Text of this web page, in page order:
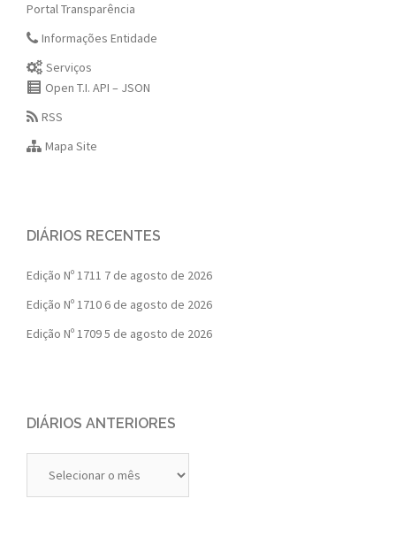
Portal Transparência
Informações Entidade
Serviços
Open T.I. API – JSON
RSS
Mapa Site
DIÁRIOS RECENTES
Edição Nº 1711 7 de agosto de 2026
Edição Nº 1710 6 de agosto de 2026
Edição Nº 17095 de agosto de 2026
DIÁRIOS ANTERIORES
Anteriores